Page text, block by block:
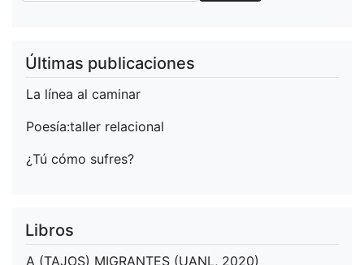
Últimas publicaciones
La línea al caminar
Poesía:taller relacional
¿Tú cómo sufres?
Libros
A (TAJOS) MIGRANTES (UANL, 2020)